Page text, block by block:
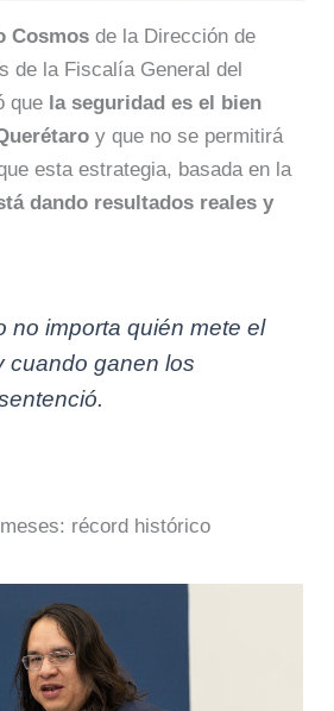
Cosmos de la Dirección de
de la Fiscalía General del
que la seguridad es el bien
y que no se permitirá
esta estrategia, basada en la
dando resultados reales y
no importa quién mete el
cuando ganen los
récord histórico